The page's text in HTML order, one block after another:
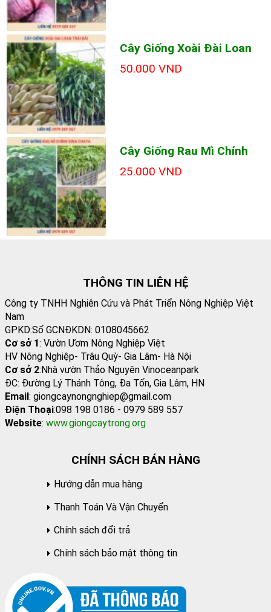
Cây Giống Xoài Đài Loan
50.000 VND
Cây Giống Rau Mì Chính
25.000 VND
THÔNG TIN LIÊN HỆ
Công ty TNHH Nghiên Cứu và Phát Triển Nông Nghiệp Việt
Nam
GPKD:Số GCNĐKDN: 0108045662
Cơ sở 1: Vườn Ươm Nông Nghiệp Việt
HV Nông Nghiệp- Trâu Quỳ- Gia Lâm- Hà Nội
Cơ sở 2:Nhà vườn Thảo Nguyên Vinoceanpark
ĐC: Đường Lý Thánh Tông, Đa Tốn, Gia Lâm, HN
Email : giongcaynongnghiep@gmail.com
Điện Thoại:098 198 0186 - 0979 589 557
Website: www.giongcaytrong.org
CHÍNH SÁCH BÁN HÀNG
Hướng dẫn mua hàng
Thanh Toán Và Vận Chuyển
Chính sách đổi trả
Chính sách bảo mật thông tin